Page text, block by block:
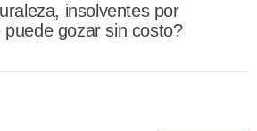
insolventes por
gozar sin costo?